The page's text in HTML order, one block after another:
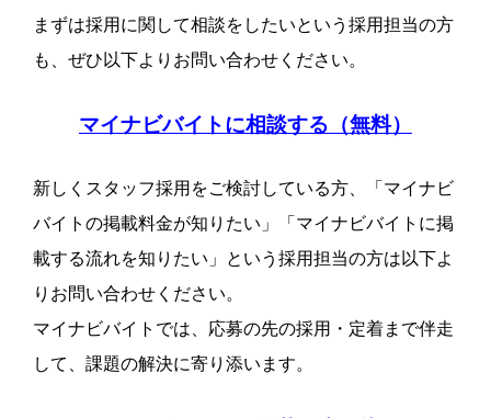
まずは採用に関して相談をしたいという採用担当の方
も、ぜひ以下よりお問い合わせください。
マイナビバイトに相談する（無料）
新しくスタッフ採用をご検討している方、「マイナビ
バイトの掲載料金が知りたい」「マイナビバイトに掲
載する流れを知りたい」という採用担当の方は以下よ
りお問い合わせください。
マイナビバイトでは、応募の先の採用・定着まで伴走
して、課題の解決に寄り添います。